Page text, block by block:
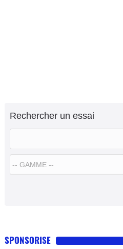
Rechercher un essai
SPONSORISE